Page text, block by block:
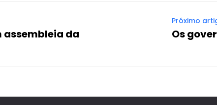
da
Próximo
Os